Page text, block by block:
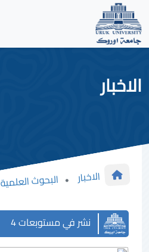
الاخبار
الاخبار البحوث العلمية
نشر في مستوبعات 4